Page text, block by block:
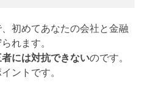
初めてあなたの会社と金融
れます。
には対抗できないのです。
ントです。